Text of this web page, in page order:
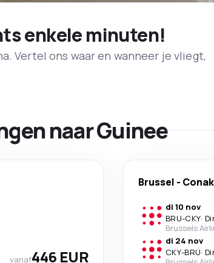
enkele minuten!
Vertel ons waar en wanneer je vliegt,
naar Guinee
vanaf446 EUR
Brussel -
di 10 nov
BRU-CKY·
Brussels
di 24 nov
CKY-BRU·